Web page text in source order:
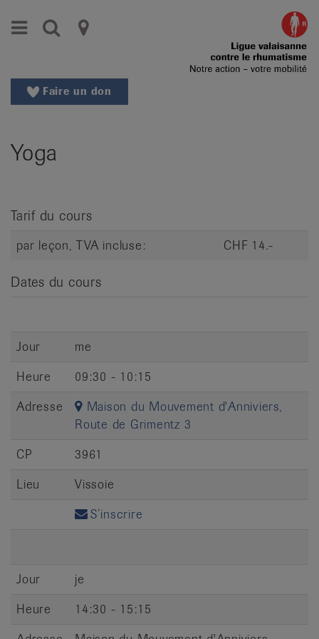
vers
au
Aller
Changer
langue:
Faire un don
Yoga
Tarif du cours
par leçon, TVA incluse: CHF 14.-
Dates du cours
Jour
me
Heure
09:30 - 10:15
Adresse
Maison du Mouvement d'Anniviers,
Route de Grimentz 3
CP
3961
Lieu
Vissoie
S’inscrire
Jour
je
Heure
14:30 - 15:15
Menu Recherche
Ligues
contre
le
nationales
de